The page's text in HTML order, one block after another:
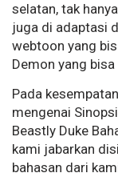
selatan, tak
juga di adaptasi
webtoon yang
Demon yang
Pada
mengenai
Beastly Duke
kami jabarkan
bahasan dari